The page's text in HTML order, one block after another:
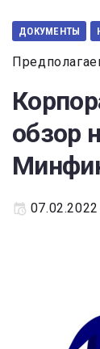
ДОКУМЕНТЫ
обзор